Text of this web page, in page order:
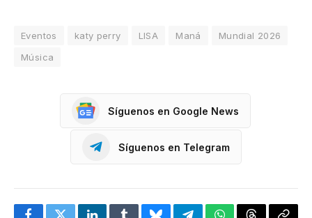
Eventos katy perry LISA Maná
Mundial 2026
Música
Síguenos en Google News
Síguenos en Telegram